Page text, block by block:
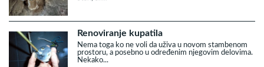
Renoviranje kupatila
Nema toga ko ne voli da uživa u novom stambenom
prostoru, a posebno u određenim njegovim delovima.
Nekako...